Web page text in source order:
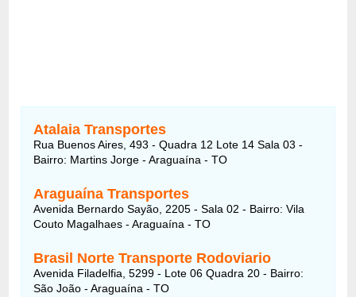
Atalaia Transportes
Rua Buenos Aires, 493 - Quadra 12 Lote 14 Sala 03 -
Bairro: Martins Jorge - Araguaína - TO
Araguaína Transportes
Avenida Bernardo Sayão, 2205 - Sala 02 - Bairro: Vila
Couto Magalhaes - Araguaína - TO
Brasil Norte Transporte Rodoviario
Avenida Filadelfia, 5299 - Lote 06 Quadra 20 - Bairro:
São João - Araguaína - TO